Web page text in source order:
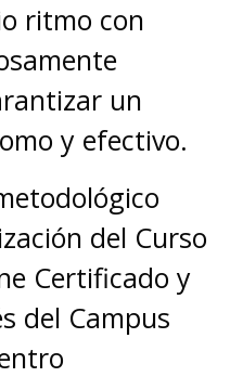
ritmo con
un
y efectivo.
del Curso
Certificado y
del Campus